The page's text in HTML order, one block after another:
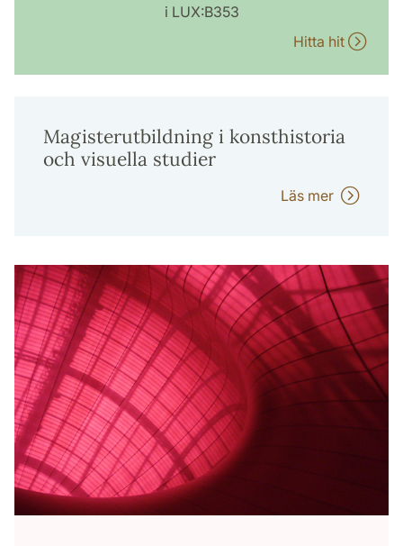
i LUX:B353
Hitta hit
Magisterutbildning i konsthistoria
och visuella studier
Läs mer